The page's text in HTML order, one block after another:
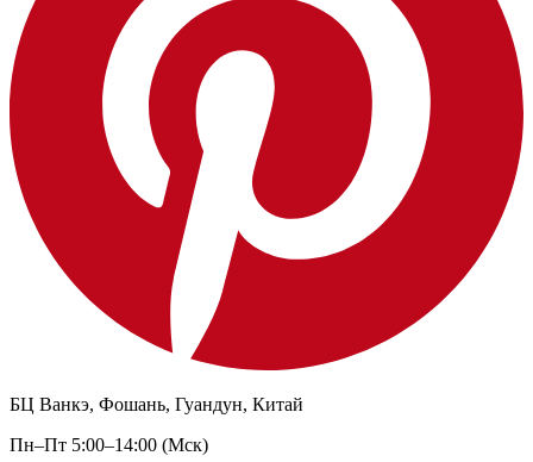
БЦ Ванкэ, Фошань, Гуандун, Китай
Пн–Пт 5:00–14:00 (Мск)